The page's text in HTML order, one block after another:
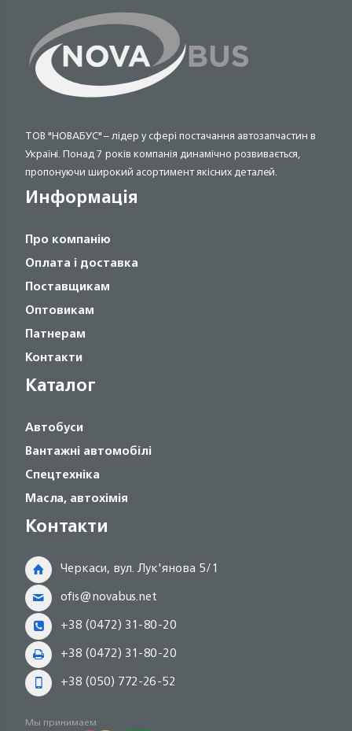
ТОВ "НОВАБУС" – лідер у сфері постачання автозапчастин в
Україні. Понад 7 років компанія динамічно розвивається,
пропонуючи широкий асортимент якісних деталей.
Информація
Про компанію
Оплата і доставка
Поставщикам
Оптовикам
Патнерам
Контакти
Каталог
Автобуси
Вантажні автомобілі
Спецтехніка
Масла, автохімія
Контакти
Черкаси, вул. Лук'янова 5/1
ofis@novabus.net
+38 (0472) 31-80-20
+38 (0472) 31-80-20
+38 (050) 772-26-52
Мы принимаем